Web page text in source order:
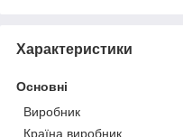
Характеристики
Основні
Виробник
Країна виробник